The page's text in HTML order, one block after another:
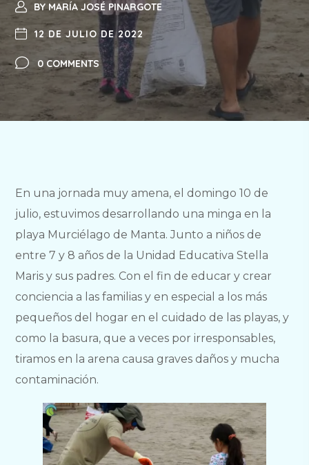
BYMARÍA JOSÉ PINARGOTE
12 DE JULIO DE 2022
0 COMMENTS
En una jornada muy amena, el domingo 10 de
julio, estuvimos desarrollando una minga en la
playa Murciélago de Manta. Junto a niños de
entre 7 y 8 años de la Unidad Educativa Stella
Maris y sus padres. Con el fin de educar y crear
conciencia a las familias y en especial a los más
pequeños del hogar en el cuidado de las playas, y
como la basura, que a veces por irresponsables,
tiramos en la arena causa graves daños y mucha
contaminación.